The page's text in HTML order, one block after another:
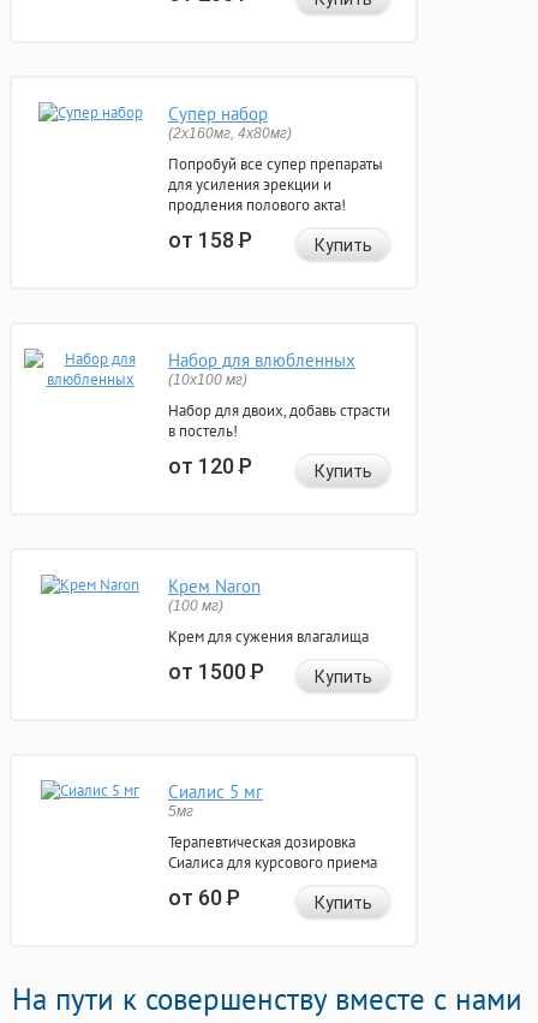
Супер набор
(2х160мг, 4х80мг)
Попробуй все супер препараты
для усиления эрекции и
продления полового акта!
от 158Р Купить
Набор для влюбленных
(10х100 мг)
Набор для двоих, добавь страсти
в постель!
от 120Р Купить
Крем Naron
(100 мг)
Крем для сужения влагалища
от 1500Р Купить
Сиалис 5 мг
5мг
Терапевтическая дозировка
Сиалиса для курсового приема
от 60Р Купить
На пути к совершенству вместе с нами